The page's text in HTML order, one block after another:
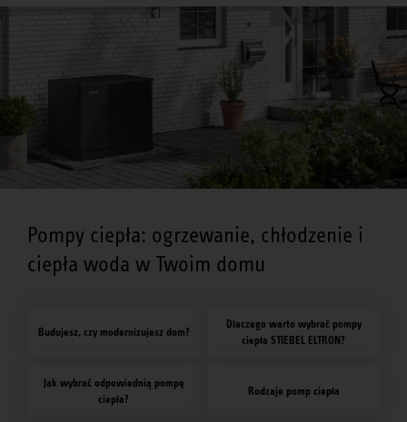
Pompy ciepła: ogrzewanie, chłodzenie i
ciepła woda w Twoim domu
Budujesz, czy modernizujesz dom?
Dlaczego warto wybrać pompy
ciepła STIEBEL ELTRON?
Jak wybrać odpowiednią pompę
ciepła?
Rodzaje pomp ciepła